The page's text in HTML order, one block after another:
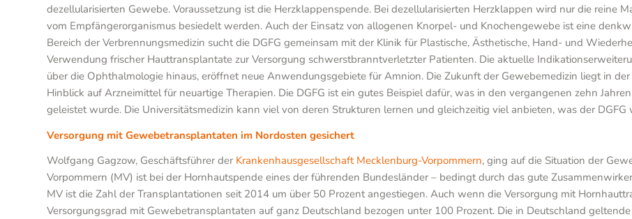
dezellularisierten Gewebe. Voraussetzung ist die Herzklappenspende. Bei dezellularisierten Herzklappen wird nur die reine
vom Empfängerorganismus besiedelt werden. Auch der Einsatz von allogenen Knorpel- und Knochengewebe ist eine
Bereich der Verbrennungsmedizin sucht die DGFG gemeinsam mit der Klinik für Plastische, Ästhetische, Hand- und
Verwendung frischer Hauttransplantate zur Versorgung schwerstbranntverletzter Patienten. Die aktuelle
über die Ophthalmologie hinaus, eröffnet neue Anwendungsgebiete für Amnion. Die Zukunft der Gewebemedizin liegt in
Hinblick auf Arzneimittel für neuartige Therapien. Die DGFG ist ein gutes Beispiel dafür, was in den vergangenen zehn
geleistet wurde. Die Universitätsmedizin kann viel von deren Strukturen lernen und gleichzeitig viel anbieten, was der DGFG
Versorgung mit Gewebetransplantaten im Nordosten gesichert
Wolfgang Gagzow, Geschäftsführer der Krankenhausgesellschaft Mecklenburg-Vorpommern, ging auf die Situation der
Vorpommern (MV) ist bei der Hornhautspende eines der führenden Bundesländer – bedingt durch das gute
MV ist die Zahl der Transplantationen seit 2014 um über 50 Prozent angestiegen. Auch wenn die Versorgung mit
Versorgungsgrad mit Gewebetransplantaten auf ganz Deutschland bezogen unter 100 Prozent. Die in Deutschland